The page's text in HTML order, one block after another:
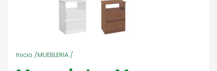
Inicio /MUEBLERIA /